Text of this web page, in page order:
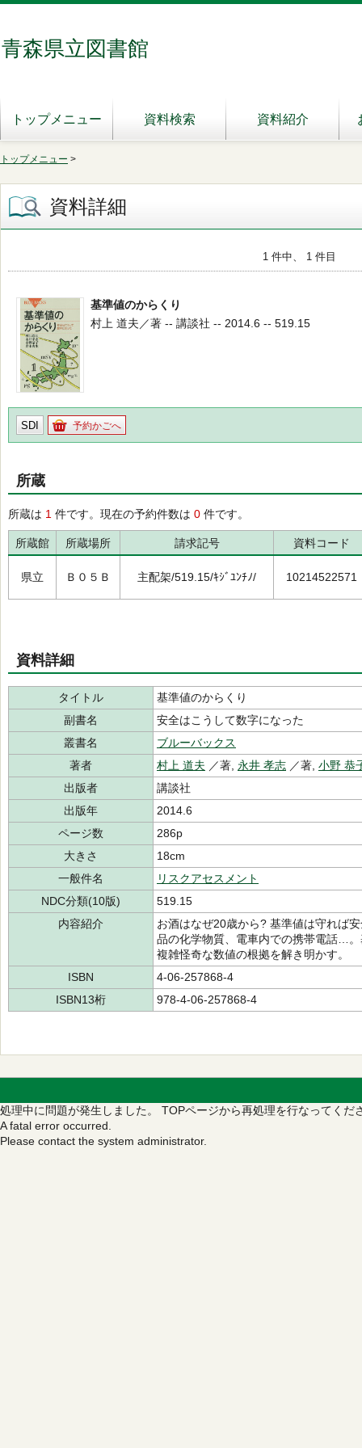
青森県立図書館
トップメニュー 資料検索 資料紹介
トップメニュー >
資料詳細
1 件中、 1 件目
基準値のからくり
村上 道夫／著 -- 講談社 -- 2014.6 -- 519.15
SDI 予約かごへ
所蔵
所蔵は 1 件です。現在の予約件数は 0 件です。
所蔵館 所蔵場所 請求記号 資料コード
県立 Ｂ０５Ｂ 主配架/519.15/ｷｼﾞﾕﾝﾁﾉ/ 10214522571
資料詳細
タイトル
基準値のからくり
副書名
安全はこうして数字になった
叢書名
ブルーバックス
著者
村上 道夫 ／著, 永井 孝志 ／著, 小野 恭
出版者
講談社
出版年
2014.6
ページ数
286p
大きさ
18cm
一般件名
リスクアセスメント
NDC分類(10版)
519.15
内容紹介
お酒はなぜ20歳から? 基準値は守れば
品の化学物質、電車内での携帯電話…
複雑怪奇な数値の根拠を解き明かす。
ISBN
4-06-257868-4
ISBN13桁
978-4-06-257868-4
処理中に問題が発生しました。 TOPページから再処理を行なってくだ
A fatal error occurred.
Please contact the system administrator.